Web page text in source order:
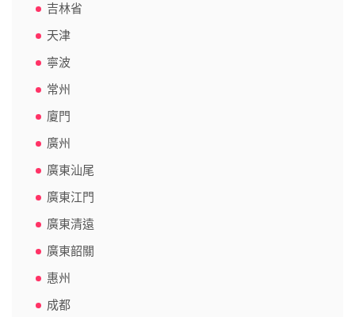
吉林省
天津
寧波
常州
廈門
廣州
廣東汕尾
廣東江門
廣東清遠
廣東韶關
惠州
成都